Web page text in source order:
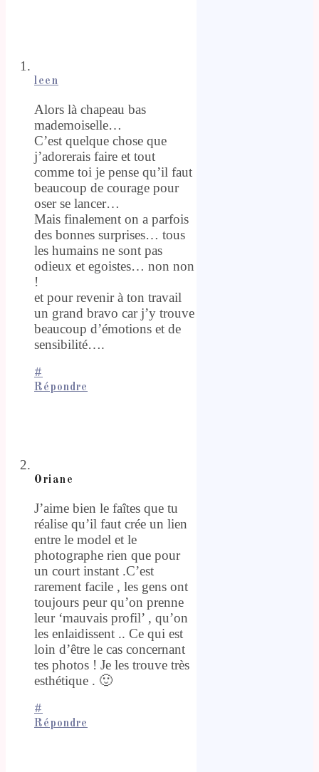
leen
Alors là chapeau bas
mademoiselle…
C’est quelque chose que
j’adorerais faire et tout
comme toi je pense qu’il faut
beaucoup de courage pour
oser se lancer…
Mais finalement on a parfois
des bonnes surprises… tous
les humains ne sont pas
odieux et egoistes… non non
!
et pour revenir à ton travail
un grand bravo car j’y trouve
beaucoup d’émotions et de
sensibilité….
#
Répondre
Oriane
J’aime bien le faîtes que tu
réalise qu’il faut crée un lien
entre le model et le
photographe rien que pour
un court instant .C’est
rarement facile , les gens ont
toujours peur qu’on prenne
leur ‘mauvais profil’ , qu’on
les enlaidissent .. Ce qui est
loin d’être le cas concernant
tes photos ! Je les trouve très
esthétique . 🙂
#
Répondre